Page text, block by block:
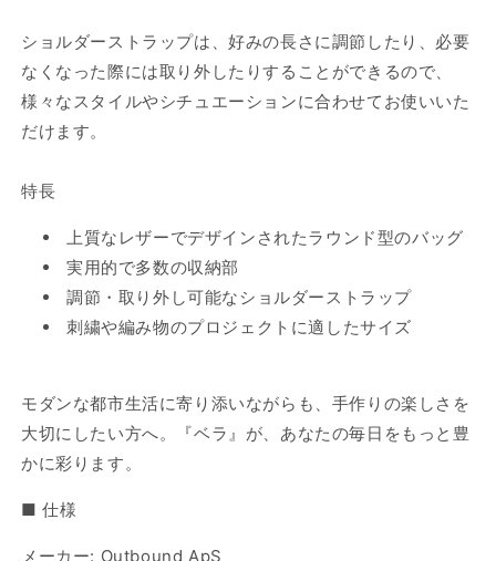
ショルダーストラップは、好みの長さに調節したり、必要
なくなった際には取り外したりすることができるので、
様々なスタイルやシチュエーションに合わせてお使いいた
だけます。
特長
上質なレザーでデザインされたラウンド型のバッグ
実用的で多数の収納部
調節・取り外し可能なショルダーストラップ
刺繍や編み物のプロジェクトに適したサイズ
モダンな都市生活に寄り添いながらも、手作りの楽しさを
大切にしたい方へ。『ベラ』が、あなたの毎日をもっと豊
かに彩ります。
■ 仕様
メーカー: Outbound ApS